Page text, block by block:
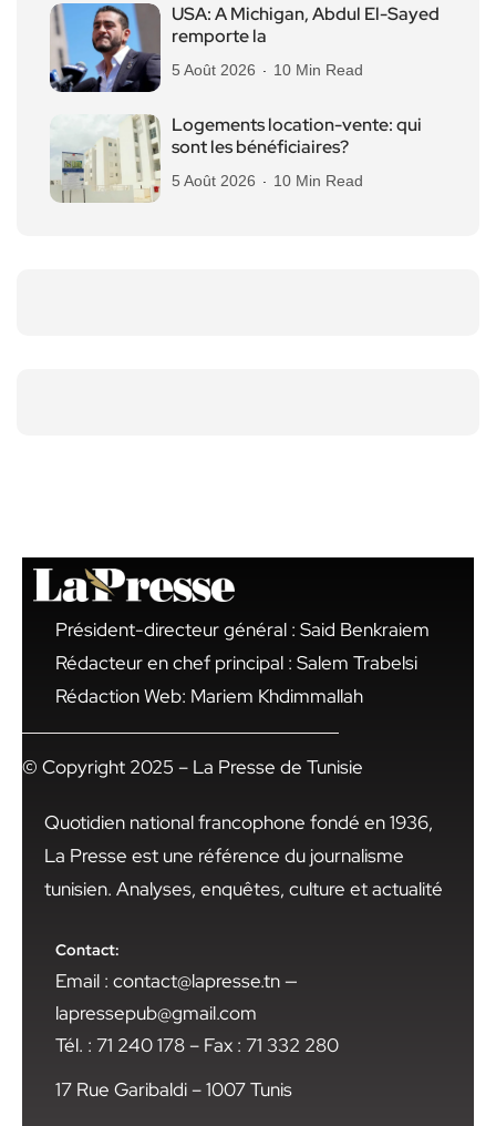
USA: A Michigan, Abdul El-Sayed
remporte la
5 Août 2026 10 Min Read
Logements location-vente: qui
sont les bénéficiaires?
5 Août 2026 10 Min Read
Président-directeur général : Said Benkraiem
Rédacteur en chef principal : Salem Trabelsi
Rédaction Web: Mariem Khdimmallah
© Copyright 2025 – La Presse de Tunisie
Quotidien national francophone fondé en 1936,
La Presse est une référence du journalisme
tunisien. Analyses, enquêtes, culture et actualité
Contact:
Email : contact@lapresse.tn —
lapressepub@gmail.com
Tél. : 71 240 178 – Fax : 71 332 280
17 Rue Garibaldi – 1007 Tunis